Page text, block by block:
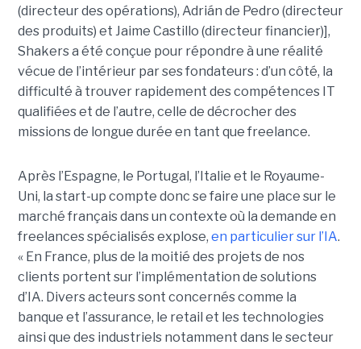
(directeur des opérations), Adrián de Pedro (directeur
des produits) et Jaime Castillo (directeur financier)],
Shakers a été conçue pour répondre à une réalité
vécue de l’intérieur par ses fondateurs : d’un côté, la
difficulté à trouver rapidement des compétences IT
qualifiées et de l’autre, celle de décrocher des
missions de longue durée en tant que freelance.
Après l’Espagne, le Portugal, l’Italie et le Royaume-
Uni, la start-up compte donc se faire une place sur le
marché français dans un contexte où la demande en
freelances spécialisés explose, en particulier sur l’IA.
« En France, plus de la moitié des projets de nos
clients portent sur l’implémentation de solutions
d’IA. Divers acteurs sont concernés comme la
banque et l’assurance, le retail et les technologies
ainsi que des industriels notamment dans le secteur